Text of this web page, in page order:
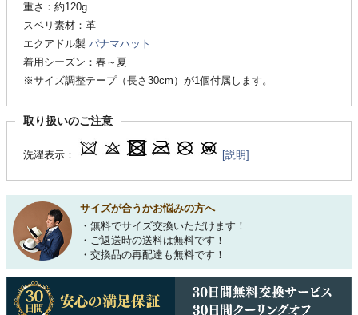
重さ：約120g
スベリ素材：革
エクアドル製 パナマハット
着用シーズン：春～夏
※サイズ調整テープ（長さ30cm）が1個付属します。
取り扱いのご注意
洗濯表示： [説明]
サイズが合うかお悩みの方へ
・無料でサイズ交換いただけます！
・ご返送時の送料は無料です！
・交換品の再配達も無料です！